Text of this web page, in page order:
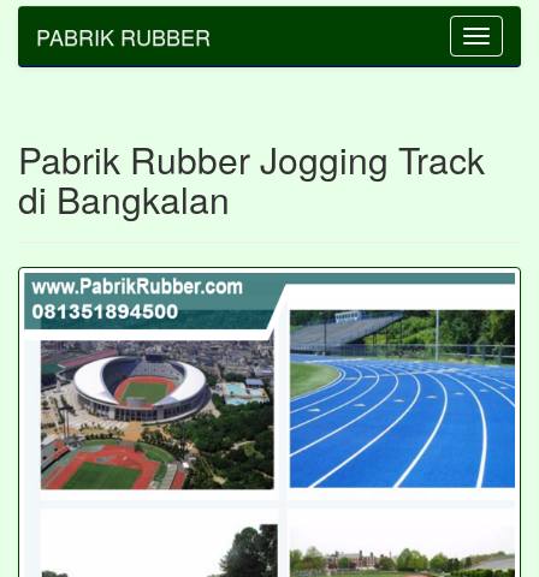
Toggle
PABRIK RUBBER
Pabrik Rubber Jogging Track
di Bangkalan